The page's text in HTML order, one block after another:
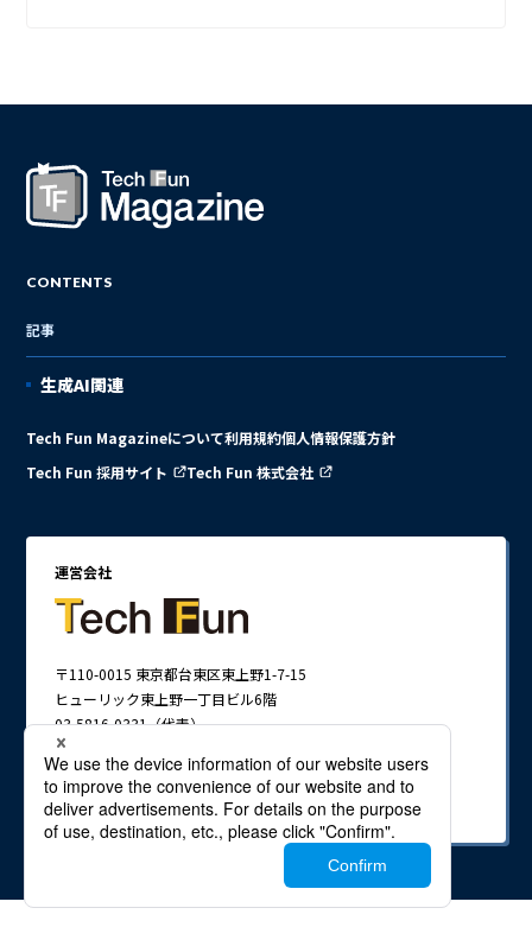
CONTENTS
記事
生成AI関連
Tech Fun Magazineについて利用規約個人情報保護方針
Tech Fun 採用サイト
Tech Fun 株式会社
運営会社
〒110-0015 東京都台東区東上野1-7-15
ヒューリック東上野一丁目ビル6階
03-5816-0331（代表）